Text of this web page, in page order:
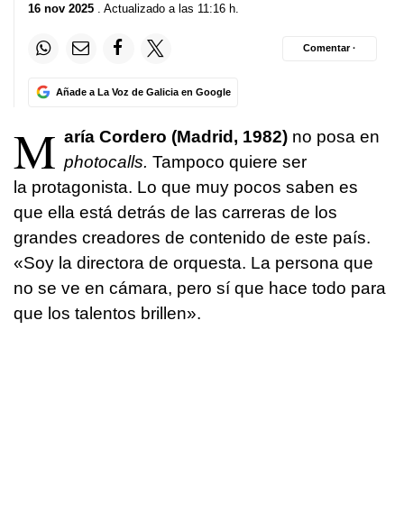
16 nov 2025 . Actualizado a las 11:16 h.
Añade a La Voz de Galicia en Google
Comentar ·
M aría Cordero (Madrid, 1982) no posa en
photocalls. Tampoco quiere ser
la protagonista. Lo que muy pocos saben es
que ella está detrás de las carreras de los
grandes creadores de contenido de este país.
«Soy la directora de orquesta. La persona que
no se ve en cámara, pero sí que hace todo para
que los talentos brillen».